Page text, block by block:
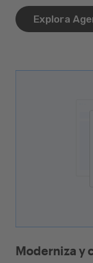
Explora
Moderniza y